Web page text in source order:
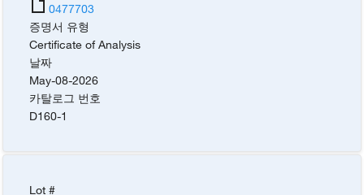
0477703
증명서 유형
Certificate of Analysis
날짜
May-08-2026
카탈로그 번호
D160-1
Lot #